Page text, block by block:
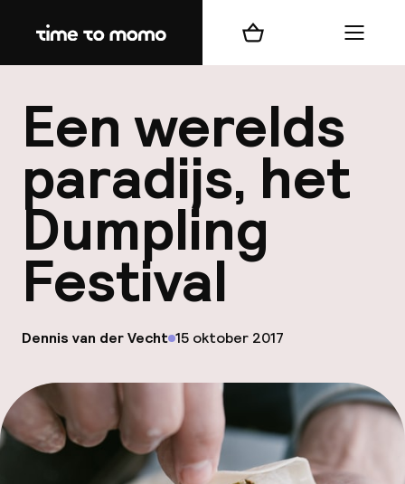
Home Winkelmand Menu
Een werelds
paradijs, het
Dumpling
Festival
Gepubliceerd door
Dennis van der Vecht op
15 oktober 2017